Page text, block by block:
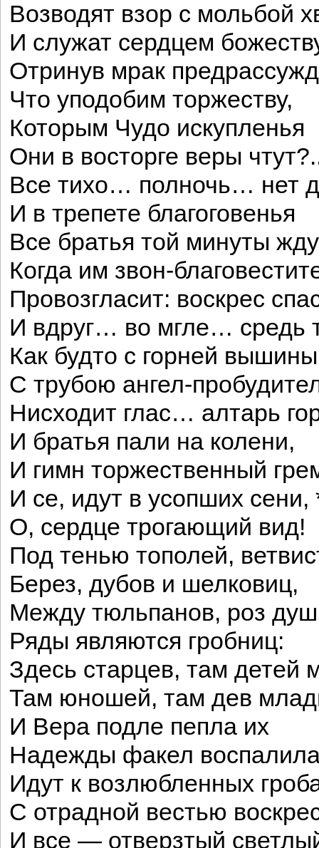
Возводят взор с мольбой
И служат сердцем
Отринув мрак
Что уподобим торжеству,
Которым Чудо искупленья
Они в восторге веры
Все тихо… полночь… нет
И в трепете благоговенья
Все братья той минуты
Когда им звон-
Провозгласит: воскрес
И вдруг… во мгле… средь
Как будто с горней вышины
С трубою ангел-
Нисходит глас… алтарь
И братья пали на колени,
И гимн торжественный
И се, идут в усопших сени,
О, сердце трогающий вид!
Под тенью тополей,
Берез, дубов и шелковиц,
Между тюльпанов, роз
Ряды являются гробниц:
Здесь старцев, там детей
Там юношей, там дев
И Вера подле пепла их
Надежды факел
Идут к возлюбленных
С отрадной вестью
И все — отверзтый